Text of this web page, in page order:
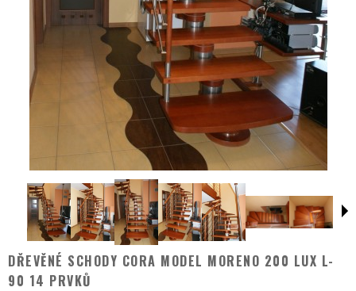
DŘEVĚNÉ SCHODY CORA MODEL MORENO 200 LUX L-
90 14 PRVKŮ